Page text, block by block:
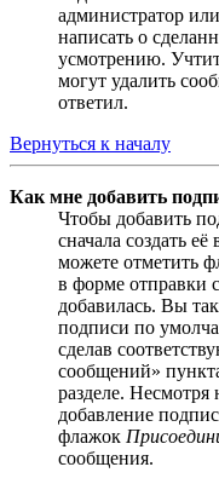
администратор
написать о
усмотрению.
могут удалить
ответил.
Вернуться к началу
Как мне добавить
Чтобы добавить
сначала создать
можете отметить
в форме отправки
добавилась. Вы
подписи по
сделав
сообщений»
разделе.
добавление
флажок
сообщения.